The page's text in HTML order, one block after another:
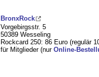
BronxRock
Vorgebirgsstr. 5
50389 Wesseling
Rockcard 250: 86 Euro (regulär
für Mitglieder (nur Online-